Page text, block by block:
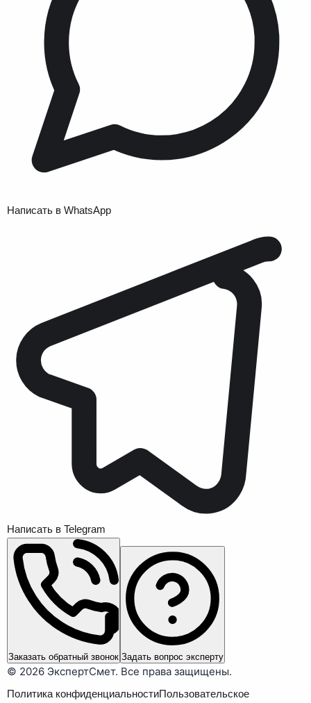
Написать в WhatsApp
Написать в Telegram
Заказать обратный звонок Задать вопрос эксперту
© 2026 ЭкспертСмет. Все права защищены.
Политика конфиденциальностиПользовательское